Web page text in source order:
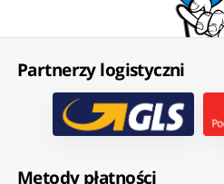
Partnerzy logistyczni
Metody płatności